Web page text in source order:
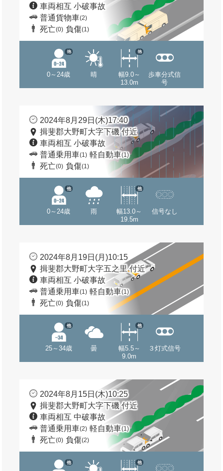
車両相互 小破事故
普通貨物車(2)
死亡(0) 負傷(1)
0～24歳
他
晴
幅9.0～
13.0m
他
歩車分式信
号
2024年8月29日(木)17:40
揖斐郡大野町大字下磯 付近
車両相互 小破事故
普通乗用車(1) 軽自動車(1)
死亡(0) 負傷(1)
0～24歳
他
雨
幅13.0～
19.5m
他
信号なし
2024年8月19日(月)10:15
揖斐郡大野町大字五之里 付近
車両相互 小破事故
普通乗用車(1) 軽自動車(1)
死亡(0) 負傷(1)
25～34歳
他
曇
幅5.5～
9.0m
他
３灯式信号
2024年8月15日(木)10:25
揖斐郡大野町大字下磯 付近
車両相互 中破事故
普通乗用車(2) 軽自動車(1)
死亡(0) 負傷(2)
他 他